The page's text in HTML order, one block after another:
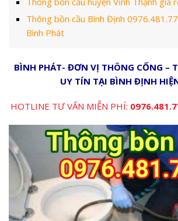
Thông bồn cầu Bình Định
Bình Phát
BÌNH PHÁT- ĐƠN VỊ THÔNG CỐNG –
UY TÍN TẠI BÌNH ĐỊNH
HOTLINE TƯ VẤN MIỄN PHÍ: